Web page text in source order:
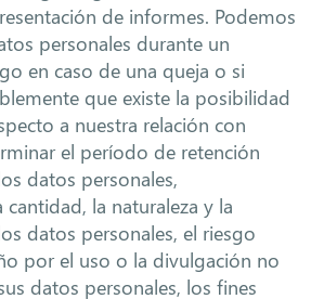
de informes. Podemos
personales durante un
en caso de una queja o si
que existe la posibilidad
a nuestra relación con
el período de retención
datos personales,
la naturaleza y la
datos personales, el riesgo
por el uso o la divulgación no
datos personales, los fines